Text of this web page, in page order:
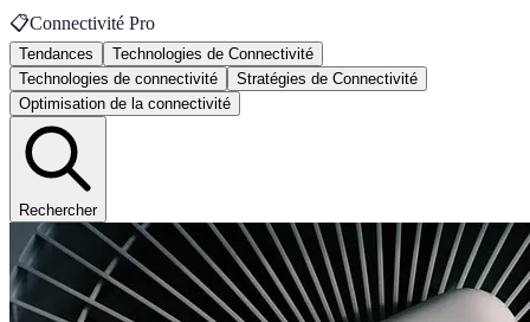
📋Connectivité Pro
Tendances
Technologies de Connectivité
Technologies de connectivité
Stratégies de Connectivité
Optimisation de la connectivité
Rechercher